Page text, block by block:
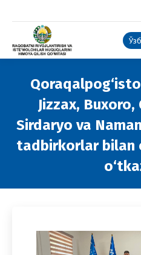
Ўзб
Jizzax,
Sirdaryo va
tadbirkorlar bilan